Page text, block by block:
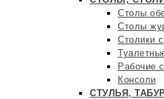
Столы
Столы
Столики
Рабочие
Консоли
СТУЛЬЯ,